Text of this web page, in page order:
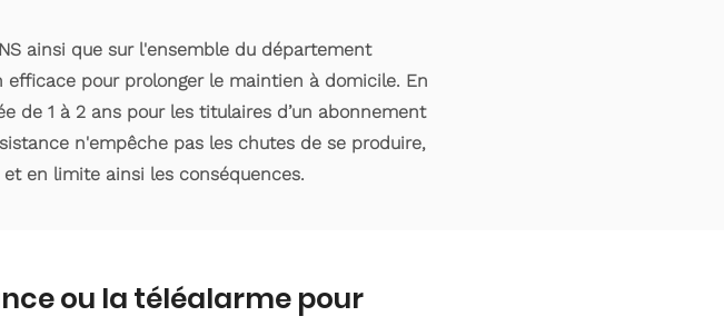
ainsi que sur l'ensemble du département
efficace pour prolonger le maintien à domicile. En
de 1 à 2 ans pour les titulaires d’un abonnement
n'empêche pas les chutes de se produire,
en limite ainsi les conséquences.
ou la téléalarme pour